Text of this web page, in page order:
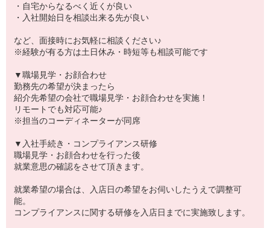
・自宅からなるべく近くが良い
・入社開始日を相談出来る先が良い
など、面接時にお気軽に相談ください♪
※経験が有る方は土日休み・時短等も相談可能です
▼職場見学・お顔合わせ
勤務先の希望が決まったら
紹介先希望の会社で職場見学・お顔合わせを実施！
リモートでも対応可能♪
※担当のコーディネーターが同席
▼入社手続き・コンプライアンス研修
職場見学・お顔合わせを行った後
就業意思の確認をさせて頂きます。
就業希望の場合は、入店日の希望をお伺いしたうえで調整可
能。
コンプライアンスに関する研修を入店日までに実施致します。